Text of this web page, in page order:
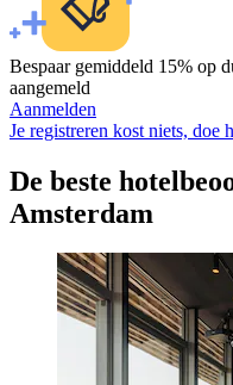
Bespaar gemiddeld 15% op
aangemeld
Aanmelden
Je registreren kost niets, doe
De beste
Amsterdam